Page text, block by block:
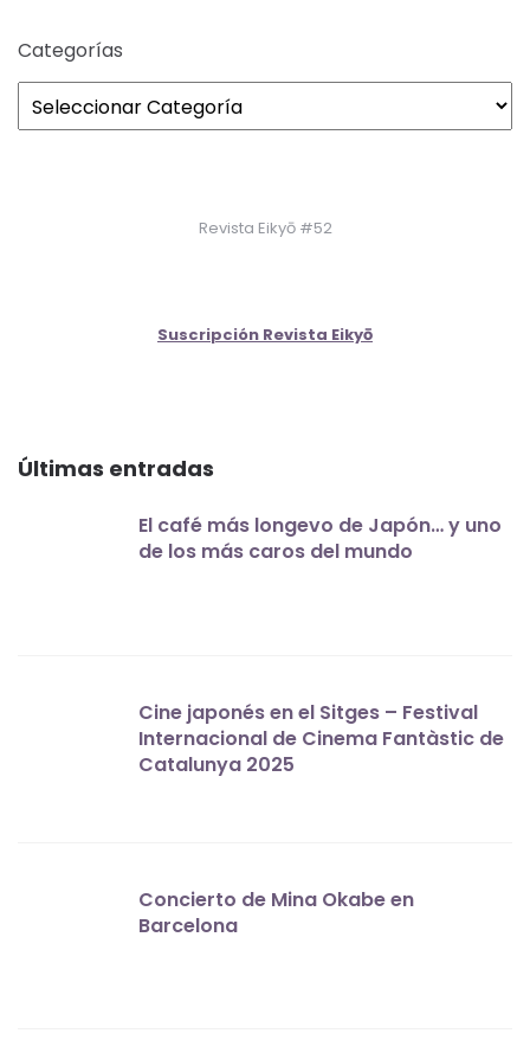
Categorías
Revista Eikyō #52
Suscripción Revista Eikyō
Últimas entradas
El café más longevo de Japón… y uno
de los más caros del mundo
Cine japonés en el Sitges – Festival
Internacional de Cinema Fantàstic de
Catalunya 2025
Concierto de Mina Okabe en
Barcelona